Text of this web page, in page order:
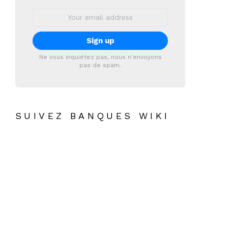
Ne vous inquiétez pas, nous n'envoyons
pas de spam.
SUIVEZ BANQUES WIKI